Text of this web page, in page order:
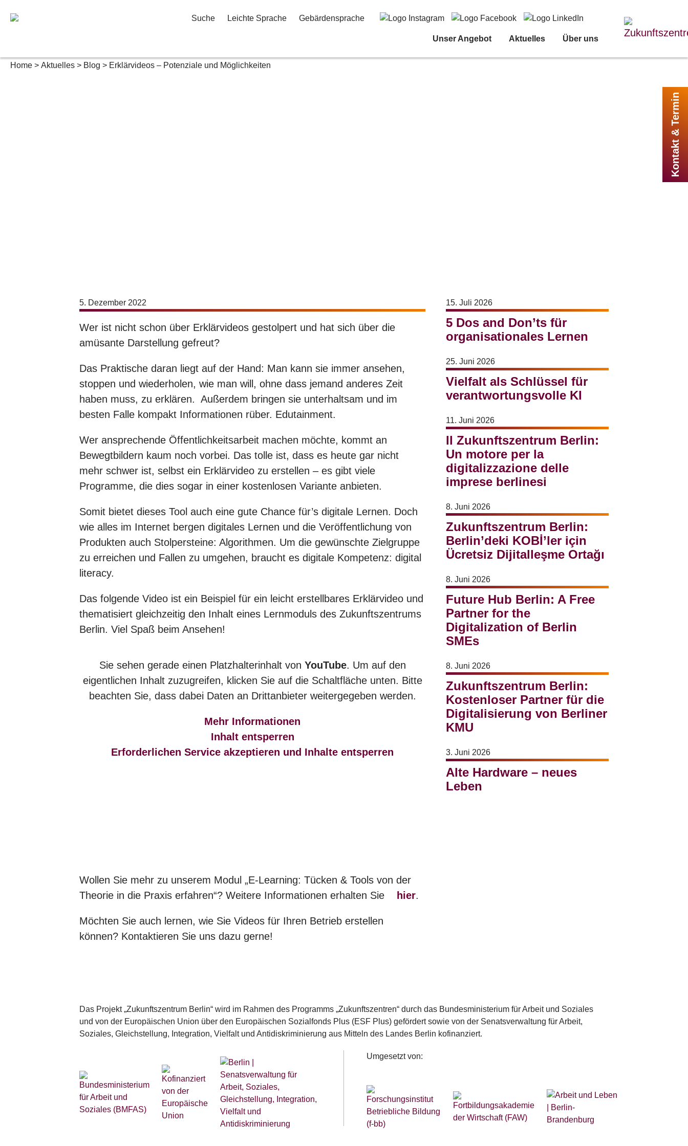
Suche Leichte Sprache Gebärdensprache
Unser Angebot Aktuelles Über uns
Home Aktuelles Blog Erklärvideos – Potenziale und Möglichkeiten
5. Dezember 2022
Wer ist nicht schon über Erklärvideos gestolpert und hat sich über die
amüsante Darstellung gefreut?
Das Praktische daran liegt auf der Hand: Man kann sie immer ansehen,
stoppen und wiederholen, wie man will, ohne dass jemand anderes Zeit
haben muss, zu erklären. Außerdem bringen sie unterhaltsam und im
besten Falle kompakt Informationen rüber. Edutainment.
Wer ansprechende Öffentlichkeitsarbeit machen möchte, kommt an
Bewegtbildern kaum noch vorbei. Das tolle ist, dass es heute gar nicht
mehr schwer ist, selbst ein Erklärvideo zu erstellen – es gibt viele
Programme, die dies sogar in einer kostenlosen Variante anbieten.
Somit bietet dieses Tool auch eine gute Chance für’s digitale Lernen. Doch
wie alles im Internet bergen digitales Lernen und die Veröffentlichung von
Produkten auch Stolpersteine: Algorithmen. Um die gewünschte Zielgruppe
zu erreichen und Fallen zu umgehen, braucht es digitale Kompetenz: digital
literacy.
Das folgende Video ist ein Beispiel für ein leicht erstellbares Erklärvideo und
thematisiert gleichzeitig den Inhalt eines Lernmoduls des Zukunftszentrums
Berlin. Viel Spaß beim Ansehen!
Sie sehen gerade einen Platzhalterinhalt von YouTube. Um auf den
eigentlichen Inhalt zuzugreifen, klicken Sie auf die Schaltfläche unten. Bitte
beachten Sie, dass dabei Daten an Drittanbieter weitergegeben werden.
Mehr Informationen
Inhalt entsperren
Erforderlichen Service akzeptieren und Inhalte entsperren
Wollen Sie mehr zu unserem Modul „E-Learning: Tücken & Tools von der
Theorie in die Praxis erfahren“? Weitere Informationen erhalten Sie
hier.
Möchten Sie auch lernen, wie Sie Videos für Ihren Betrieb erstellen
können? Kontaktieren Sie uns dazu gerne!
15. Juli 2026
5 Dos and Don’ts für
organisationales Lernen
25. Juni 2026
Vielfalt als Schlüssel für
verantwortungsvolle KI
11. Juni 2026
Il Zukunftszentrum Berlin:
Un motore per la
digitalizzazione delle
imprese berlinesi
8. Juni 2026
Zukunftszentrum Berlin:
Berlin’deki KOBİ’ler için
Ücretsiz Dijitalleşme Ortağı
8. Juni 2026
Future Hub Berlin: A Free
Partner for the
Digitalization of Berlin
SMEs
8. Juni 2026
Zukunftszentrum Berlin:
Kostenloser Partner für die
Digitalisierung von Berliner
KMU
3. Juni 2026
Alte Hardware – neues
Leben
Das Projekt „Zukunftszentrum Berlin“ wird im Rahmen des Programms „Zukunftszentren“ durch das Bundesministerium für Arbeit und Soziales
und von der Europäischen Union über den Europäischen Sozialfonds Plus (ESF Plus) gefördert sowie von der Senatsverwaltung für Arbeit,
Soziales, Gleichstellung, Integration, Vielfalt und Antidiskriminierung aus Mitteln des Landes Berlin kofinanziert.
Umgesetzt von:
Kontakt & Termin